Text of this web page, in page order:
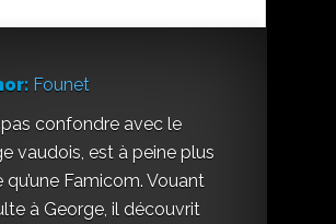
Founet
confondre avec le
vaudois, est à peine plus
qu’une Famicom. Vouant
à George, il découvrit